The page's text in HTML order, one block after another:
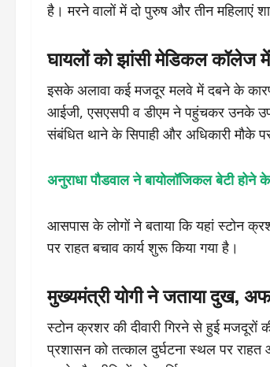
है। मरने वालों में दो पुरुष और तीन
घायलों को झांसी मेडिकल कॉलेज में
इसके अलावा कई मजदूर मलवे में दबने के कारण
आईजी, एसएसपी व डीएम ने पहुंचकर उनके
संबंधित थाने के सिपाही और अधिकारी मौके
अनुराधा पौडवाल ने बायोलॉजिकल बेटी होने
आसपास के लोगों ने बताया कि यहां स्टोन
पर राहत बचाव कार्य शुरू किया गया है।
मुख्यमंत्री योगी ने जताया दुख,
स्टोन क्रशर की दीवारी गिरने से हुई मजदूरों
प्रशासन को तत्काल दुर्घटना स्थल पर राहत